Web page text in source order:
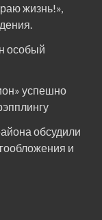
жизнь!»,
особый
успешно
обсудили
и